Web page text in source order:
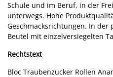
Schule und im Beruf, in der
unterwegs. Hohe
Geschmacksrichtungen. In der
Beutel mit einzelversiegelten
Rechtstext
Bloc Traubenzucker Rollen